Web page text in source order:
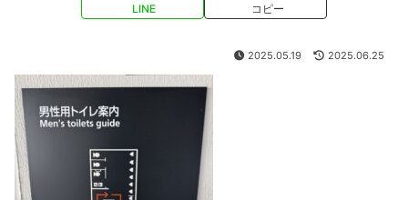
LINE コピー
2025.05.19 2025.06.25